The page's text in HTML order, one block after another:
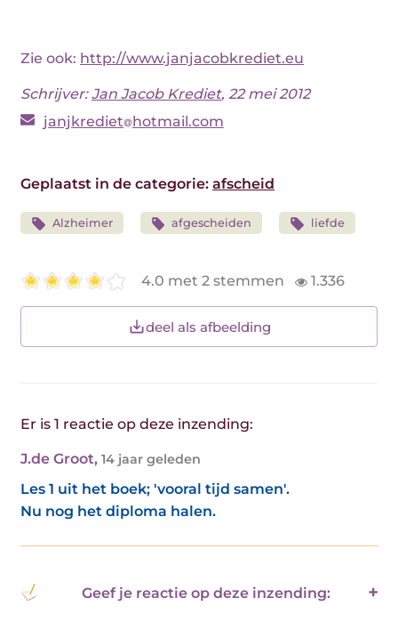
Zie ook: http://www.janjacobkrediet.eu
Schrijver:Jan Jacob Krediet, 22 mei 2012
janjkrediet hotmail.com
Geplaatst in de categorie: afscheid
Alzheimer afgescheiden liefde
4.0 met 2 stemmen 1.336
deel als afbeelding
Er is 1 reactie op deze inzending:
J.de Groot, 14 jaar geleden
Les 1 uit het boek; 'vooral tijd samen'.
Nu nog het diploma halen.
Geef je reactie op deze inzending: